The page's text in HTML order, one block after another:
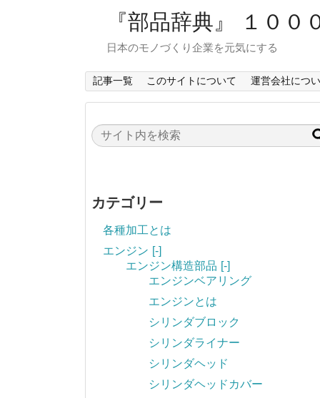
『部品辞典』 １０
日本のモノづくり企業を元気にする
記事一覧 このサイトについて 運営会社につ
カテゴリー
各種加工とは
エンジン [-]
エンジン構造部品 [-]
エンジンベアリング
エンジンとは
シリンダブロック
シリンダライナー
シリンダヘッド
シリンダヘッドカバー